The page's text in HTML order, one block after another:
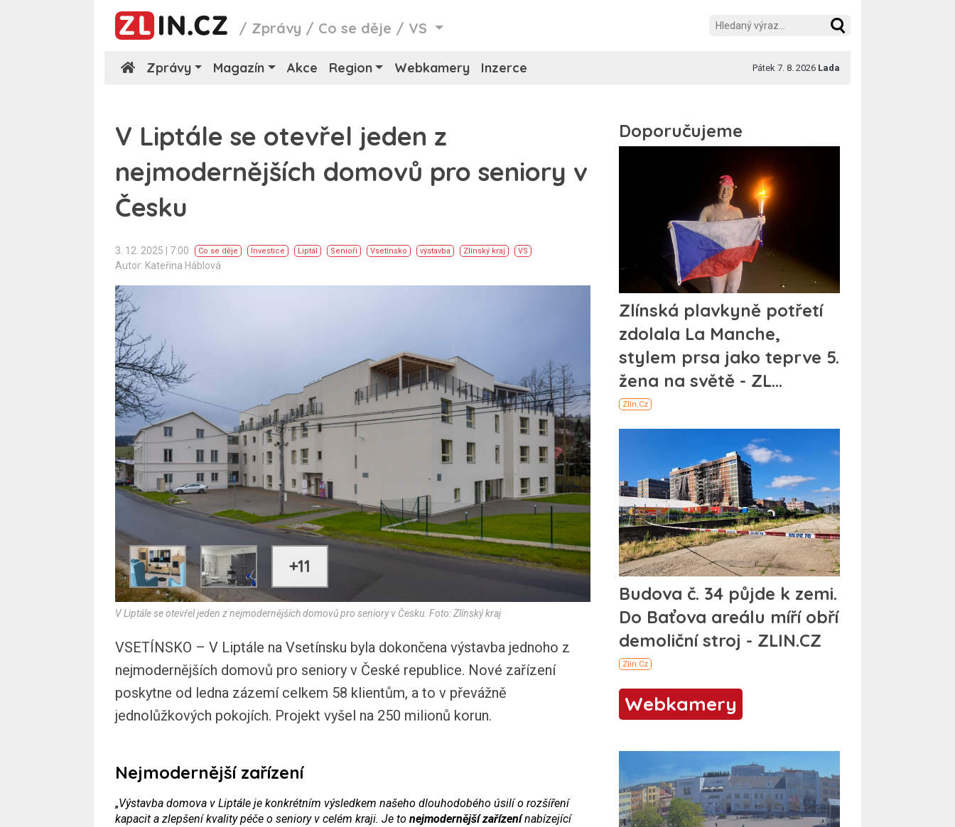
/ Zprávy / Co se děje / VS
Zprávy Magazín Akce Region Webkamery Inzerce Pátek 7. 8. 2026 Lada
V Liptále se otevřel jeden z
nejmodernějších domovů pro seniory v
Česku
3. 12. 2025 | 7:00 Co se děje Investice Liptál Senioři Vsetínsko výstavba Zlínský kraj VS
Autor: Kateřina Háblová
+11
V Liptále se otevřel jeden z nejmodernějších domovů pro seniory v Česku. Foto: Zlínský kraj
VSETÍNSKO – V Liptále na Vsetínsku byla dokončena výstavba jednoho z
nejmodernějších domovů pro seniory v České republice. Nové zařízení
poskytne od ledna zázemí celkem 58 klientům, a to v převážně
jednolůžkových pokojích. Projekt vyšel na 250 milionů korun.
Nejmodernější zařízení
„Výstavba domova v Liptále je konkrétním výsledkem našeho dlouhodobého úsilí o rozšíření
kapacit a zlepšení kvality péče o seniory v celém kraji. Je to nejmodernější zařízenínabízející
Webkamery